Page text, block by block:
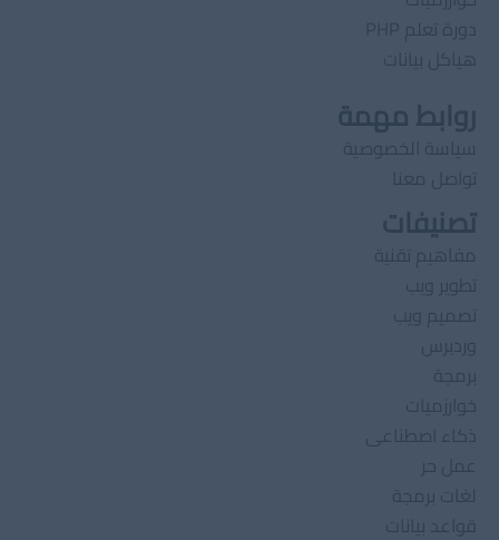
دورة تعلم PHP
هياكل بيانات
روابط مهمة
سياسة الخصوصية
تواصل معنا
تصنيفات
مفاهيم تقنية
تطوير ويب
تصميم ويب
وردبرس
برمجة
خوارزميات
ذكاء اصطناعى
عمل حر
لغات برمجة
قواعد بيانات